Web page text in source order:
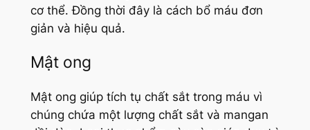
cơ thể. Đồng thời đây là cách bổ máu đơn
giản và hiệu quả.
Mật ong
Mật ong giúp tích tụ chất sắt trong máu vì
chúng chứa một lượng chất sắt và mangan